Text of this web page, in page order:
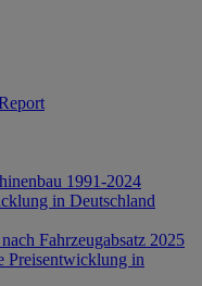
1991-2024
in Deutschland
Fahrzeugabsatz 2025
Preisentwicklung in